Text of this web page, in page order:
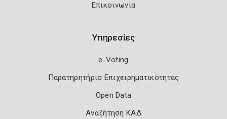
Επικοινωνία
Υπηρεσίες
e-Voting
Παρατηρητήριο Επιχειρηματικότητας
Open Data
Αναζήτηση ΚΑΔ